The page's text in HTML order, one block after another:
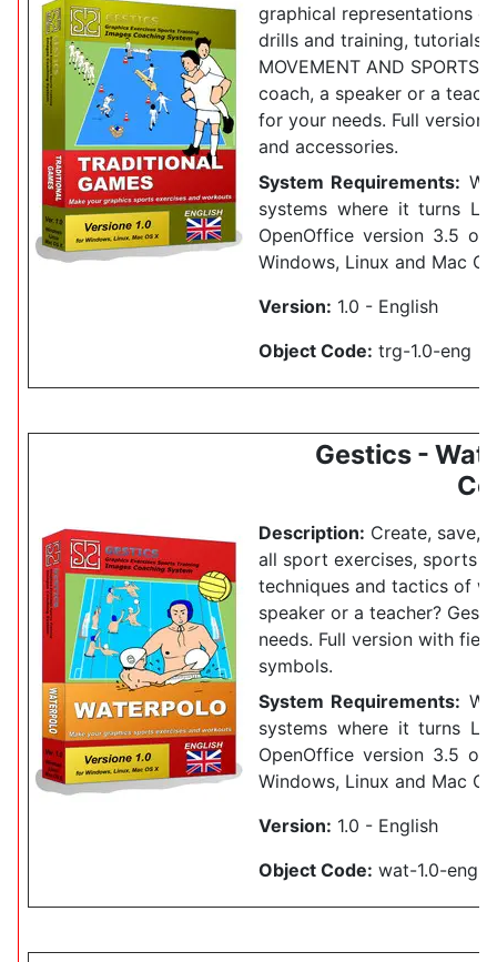
graphical representations
drills and training, tutorials,
MOVEMENT AND SPORTS
coach, a speaker or a
for your needs. Full version
and accessories.
System Requirements:
systems where it turns
OpenOffice version 3.5 or
Windows, Linux and Mac
Version: 1.0 - English
Object Code: trg-1.0-eng
Gestics -
Description: Create, save,
all sport exercises, sports
techniques and tactics of
speaker or a teacher?
needs. Full version with
symbols.
System Requirements:
systems where it turns
OpenOffice version 3.5 or
Windows, Linux and Mac
Version: 1.0 - English
Object Code: wat-1.0-eng